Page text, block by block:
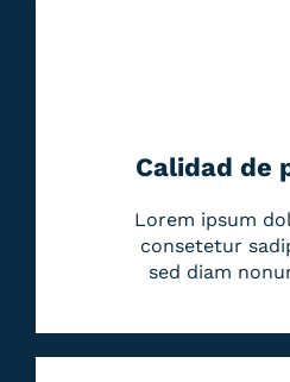
Calidad de
Lorem ipsum
consetetur
sed diam